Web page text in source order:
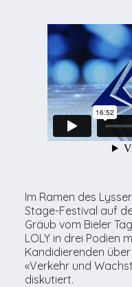
Im Ramen des
Stage-Festival auf
Gräub vom Bieler
LOLY in drei Podien
Kandidierenden über
«Verkehr und
diskutiert.